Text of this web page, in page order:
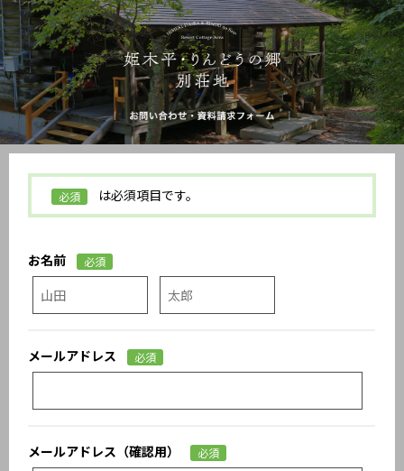
必須 は必須項目です。
お名前 必須
メールアドレス 必須
メールアドレス（確認用） 必須